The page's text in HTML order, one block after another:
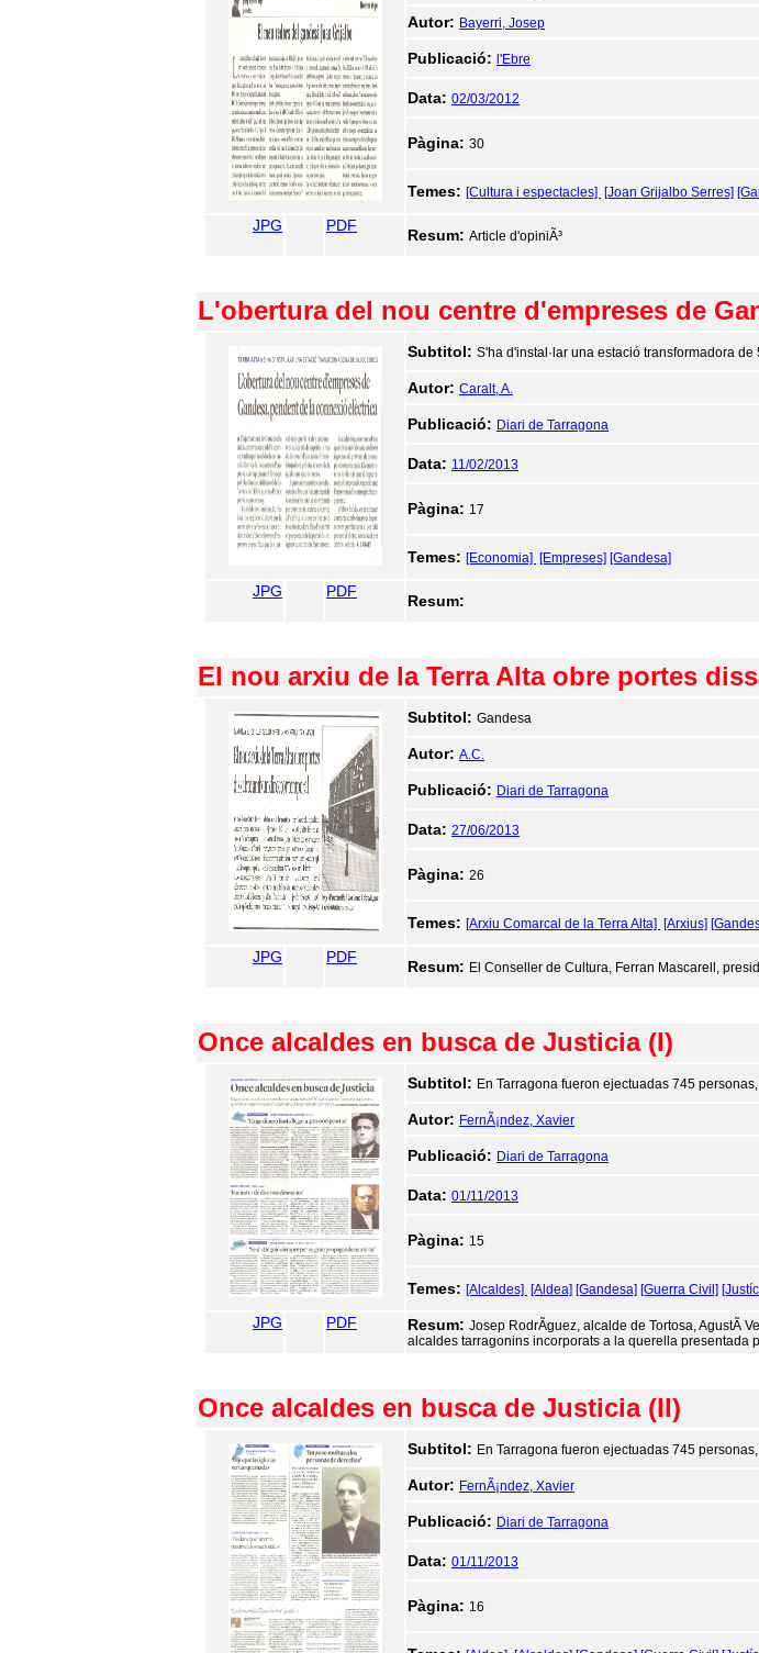
Autor: Bayerri, Josep
Publicació: l'Ebre
Data: 02/03/2012
Pàgina: 30
Temes: [Cultura i espectacles] [Joan Grijalbo Serres]
JPG PDF
Resum: Article d'opiniÃ³
L'obertura del nou centre d'empreses de
Subtitol: S'ha d'instal·lar una estació transformadora de
Autor: Caralt, A.
Publicació: Diari de Tarragona
Data: 11/02/2013
Pàgina: 17
Temes: [Economia] [Empreses] [Gandesa]
JPG PDF
Resum:
El nou arxiu de la Terra Alta obre portes
Subtitol: Gandesa
Autor: A.C.
Publicació: Diari de Tarragona
Data: 27/06/2013
Pàgina: 26
Temes: [Arxiu Comarcal de la Terra Alta] [Arxius]
JPG PDF
Resum: El Conseller de Cultura, Ferran Mascarell,
Once alcaldes en busca de Justicia (I)
Subtitol: En Tarragona fueron ejectuadas 745
Autor: FernÃ¡ndez, Xavier
Publicació: Diari de Tarragona
Data: 01/11/2013
Pàgina: 15
Temes: [Alcaldes] [Aldea] [Gandesa] [Guerra Civil]
JPG PDF Resum: Josep RodrÃ­guez, alcalde de Tortosa, AgustÃ­
alcaldes tarragonins incorporats a la querella presentada
Once alcaldes en busca de Justicia (II)
Subtitol: En Tarragona fueron ejectuadas 745
Autor: FernÃ¡ndez, Xavier
Publicació: Diari de Tarragona
Data: 01/11/2013
Pàgina: 16